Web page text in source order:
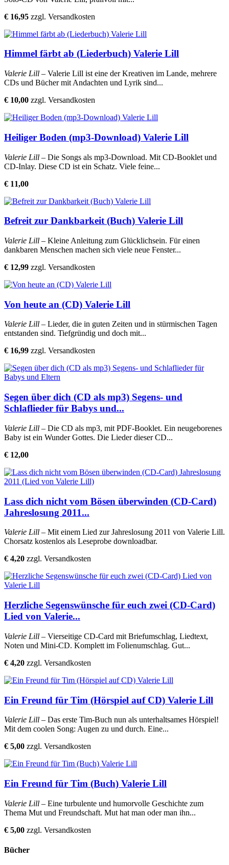
€ 16,95 zzgl. Versandkosten
Himmel färbt ab (Liederbuch) Valerie Lill
Valerie Lill – Valerie Lill ist eine der Kreativen im Lande, mehrere
CDs und Bücher mit Andachten und Lyrik sind...
€ 10,00 zzgl. Versandkosten
Heiliger Boden (mp3-Download) Valerie Lill
Valerie Lill – Die Songs als mp3-Download. Mit CD-Booklet und
CD-Inlay. Diese CD ist ein Schatz. Viele feine...
€ 11,00
Befreit zur Dankbarkeit (Buch) Valerie Lill
Valerie Lill – Kleine Anleitung zum Glücklichsein. Für einen
dankbaren Menschen machen sich viele neue Fenster...
€ 12,99 zzgl. Versandkosten
Von heute an (CD) Valerie Lill
Valerie Lill – Lieder, die in guten Zeiten und in stürmischen Tagen
entstanden sind. Tiefgründig und doch mit...
€ 16,99 zzgl. Versandkosten
Segen über dich (CD als mp3) Segens- und
Schlaflieder für Babys und...
Valerie Lill – Die CD als mp3, mit PDF-Booklet. Ein neugeborenes
Baby ist ein Wunder Gottes. Die Lieder dieser CD...
€ 12,00
Lass dich nicht vom Bösen überwinden (CD-Card)
Jahreslosung 2011...
Valerie Lill – Mit einem Lied zur Jahreslosung 2011 von Valerie Lill.
Chorsatz kostenlos als Leseprobe downloadbar.
€ 4,20 zzgl. Versandkosten
Herzliche Segenswünsche für euch zwei (CD-Card)
Lied von Valerie...
Valerie Lill – Vierseitige CD-Card mit Briefumschlag, Liedtext,
Noten und Mini-CD. Komplett im Folienumschlag. Gut...
€ 4,20 zzgl. Versandkosten
Ein Freund für Tim (Hörspiel auf CD) Valerie Lill
Valerie Lill – Das erste Tim-Buch nun als unterhaltsames Hörspiel!
Mit dem coolen Song: Augen zu und durch. Eine...
€ 5,00 zzgl. Versandkosten
Ein Freund für Tim (Buch) Valerie Lill
Valerie Lill – Eine turbulente und humorvolle Geschichte zum
Thema Mut und Freundschaft. Mut hat man oder man ihn...
€ 5,00 zzgl. Versandkosten
Bücher